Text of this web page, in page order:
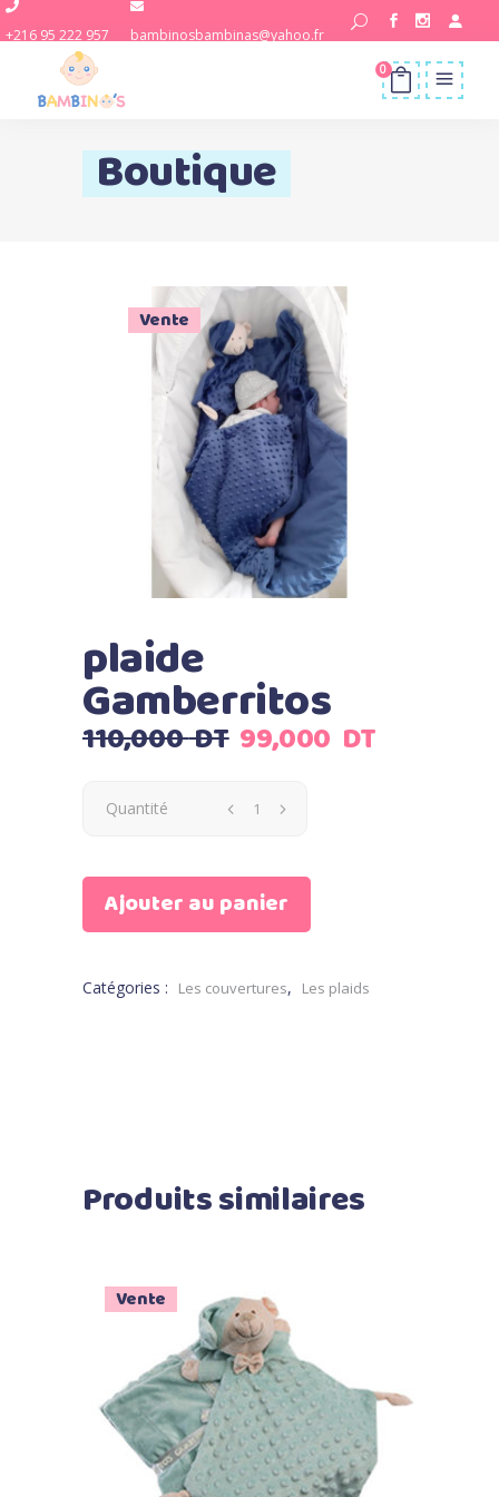
+216 95 222 957 bambinosbambinas@yahoo.fr
0
Boutique
Vente
plaide
Gamberritos
110,000DT Le
initial
était :
DT.
99,000 DT
Quantité
Ajouter au panier
Catégories : Les couvertures, Les plaids
Produits similaires
Vente
Ajouter au panier